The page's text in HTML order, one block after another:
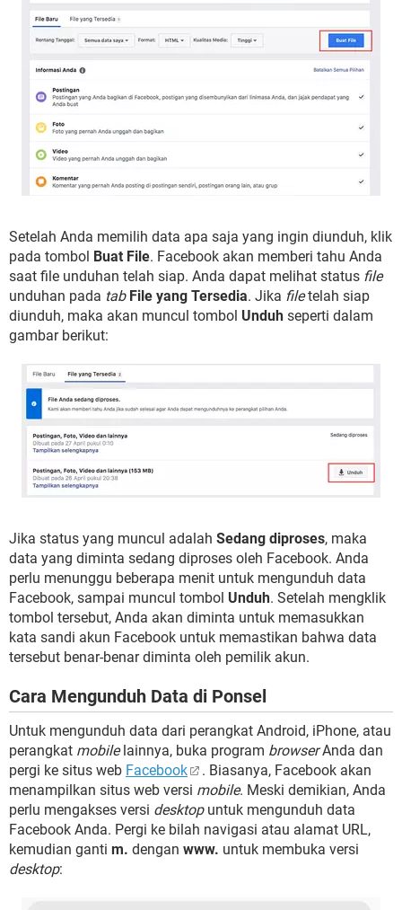
Setelah Anda memilih data apa saja yang ingin diunduh, klik
pada tombol Buat File. Facebook akan memberi tahu Anda
saat file unduhan telah siap. Anda dapat melihat status file
unduhan pada tab File yang Tersedia. Jika filetelah siap
diunduh, maka akan muncul tombol Unduh seperti dalam
gambar berikut:
Jika status yang muncul adalah Sedang diproses, maka
data yang diminta sedang diproses oleh Facebook. Anda
perlu menunggu beberapa menit untuk mengunduh data
Facebook, sampai muncul tombol Unduh. Setelah mengklik
tombol tersebut, Anda akan diminta untuk memasukkan
kata sandi akun Facebook untuk memastikan bahwa data
tersebut benar-benar diminta oleh pemilik akun.
Cara Mengunduh Data di Ponsel
Untuk mengunduh data dari perangkat Android, iPhone, atau
perangkat mobilelainnya, buka program browserAnda dan
pergi ke situs web Facebook
. Biasanya, Facebook akan
menampilkan situs web versi mobile. Meski demikian, Anda
perlu mengakses versi desktopuntuk mengunduh data
Facebook Anda. Pergi ke bilah navigasi atau alamat URL,
kemudian ganti m. dengan www. untuk membuka versi
desktop: